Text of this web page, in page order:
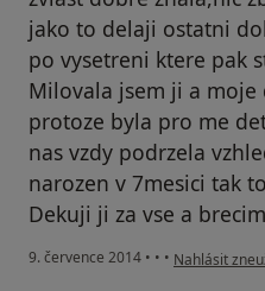
jako to delaji ostatni
po vysetreni ktere pak
Milovala jsem ji a moje
protoze byla pro me
nas vzdy podrzela
narozen v 7mesici tak
Dekuji ji za vse a
9. července 2014 • • • podle názoru
Nahlásit